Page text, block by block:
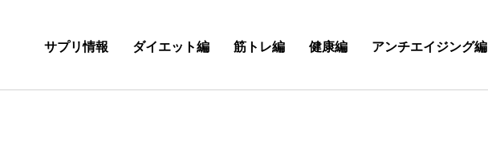
サプリ情報 ダイエット編 筋トレ編 健康編 アンチエイジング編